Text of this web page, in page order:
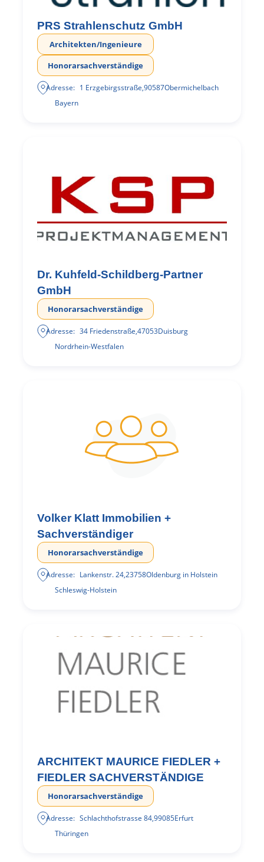
PRS Strahlenschutz GmbH
Architekten/Ingenieure
Honorarsachverständige
Adresse: 1 Erzgebirgsstraße,90587Obermichelbach
Bayern
Dr. Kuhfeld-Schildberg-Partner
GmbH
Honorarsachverständige
Adresse: 34 Friedenstraße,47053Duisburg
Nordrhein-Westfalen
Volker Klatt Immobilien +
Sachverständiger
Honorarsachverständige
Adresse: Lankenstr. 24,23758Oldenburg in Holstein
Schleswig-Holstein
ARCHITEKT MAURICE FIEDLER +
FIEDLER SACHVERSTÄNDIGE
Honorarsachverständige
Adresse: Schlachthofstrasse 84,99085Erfurt
Thüringen